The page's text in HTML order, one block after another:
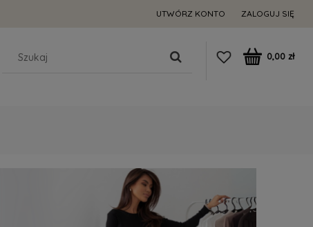
UTWÓRZ KONTO ZALOGUJ SIĘ
0,00 zł